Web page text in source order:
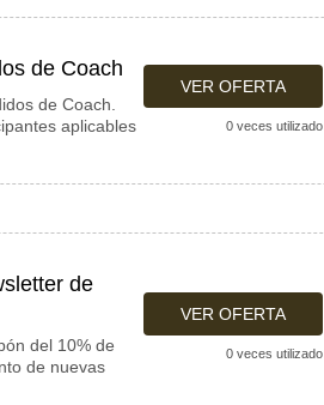
de Coach
de Coach.
aplicables
VER OFERTA
0 veces utilizado
de
del 10% de
de nuevas
VER OFERTA
0 veces utilizado